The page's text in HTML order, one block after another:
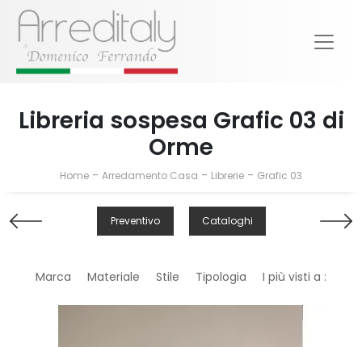
Libreria sospesa Grafic 03 di
Orme
Home - Arredamento Casa - Librerie - Grafic 03
Preventivo Cataloghi
Marca Materiale Stile Tipologia I più visti a :